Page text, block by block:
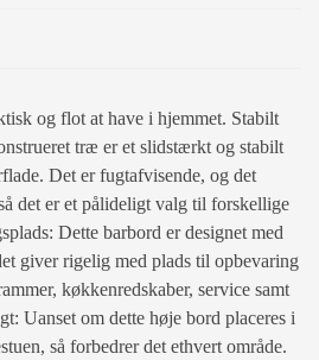
og flot at have i hjemmet. Stabilt
træ er et slidstærkt og stabilt
Det er fugtafvisende, og det
det er et pålideligt valg til forskellige
Dette barbord er designet med
giver rigelig med plads til opbevaring
køkkenredskaber, service samt
Uanset om dette høje bord placeres i
så forbedrer det ethvert område.